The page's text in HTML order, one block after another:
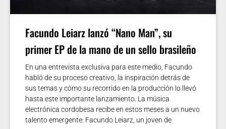
Facundo Leiarz lanzó “Nano Man”, su
primer EP de la mano de un sello brasileño
En una entrevista exclusiva para este medio, Facundo
habló de su proceso creativo, la inspiración detrás de
sus temas y cómo su recorrido en la producción lo llevó
hasta este importante lanzamiento. La música
electrónica cordobesa recibe en estos meses a un nuevo
talento emergente: Facundo Leiarz, un joven de